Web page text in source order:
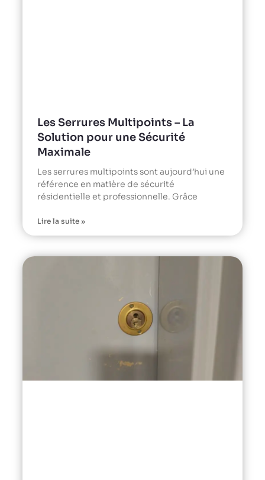
Les Serrures Multipoints – La
Solution pour une Sécurité
Maximale
Les serrures multipoints sont aujourd’hui une
référence en matière de sécurité
résidentielle et professionnelle. Grâce
Lire la suite »